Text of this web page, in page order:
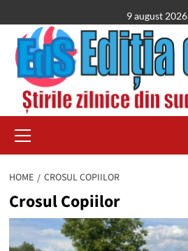
to
content
9 august 2026
Menu
HOME CROSUL COPIILOR
Crosul Copiilor